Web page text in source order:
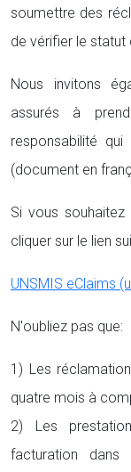
soumettre des
de vérifier le
Nous invitons
assurés à
responsabilité
(document en
Si vous
cliquer sur le lien
UNSMIS eClaims
N'oubliez pas que:
1) Les
quatre mois à
2) Les
facturation dans